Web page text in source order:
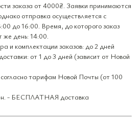
заказа от 4000₴. Заявки принимаются
отправка осуществляется с
до 16:00. Время, до которого заказ
же день: 14:00.
и комплектации заказов: до 2 дней
от 1 до 3 дней (зависит от Новой
тарифам Новой Почты (от 100
- БЕСПЛАТНАЯ доставка